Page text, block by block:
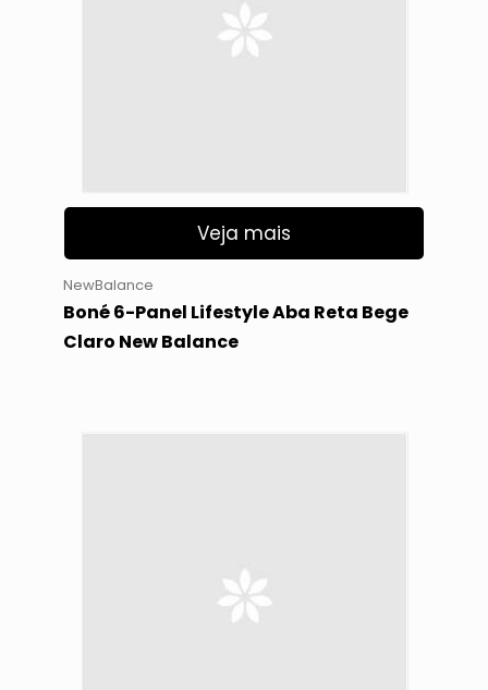
Veja mais
NewBalance
Boné 6-Panel Lifestyle Aba Reta Bege
Claro New Balance